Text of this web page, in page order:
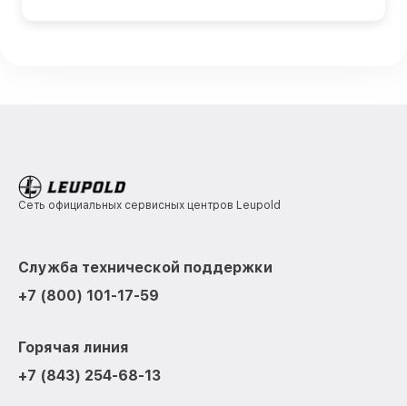
Сеть официальных сервисных центров Leupold
Служба технической поддержки
+7 (800) 101-17-59
Горячая линия
+7 (843) 254-68-13